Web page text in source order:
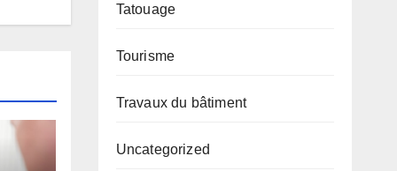
Tatouage
Tourisme
Travaux du bâtiment
Uncategorized